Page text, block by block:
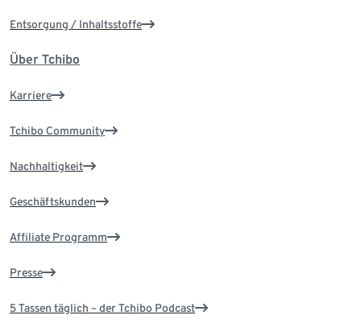
Entsorgung / Inhaltsstoffe
Über Tchibo
Karriere
Tchibo Community
Nachhaltigkeit
Geschäftskunden
Affiliate Programm
Presse
5 Tassen täglich – der Tchibo Podcast